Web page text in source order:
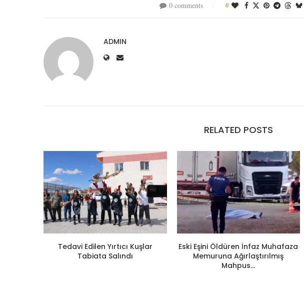
0 comments 0
ADMIN
RELATED POSTS
Tedavi Edilen Yırtıcı Kuşlar
Tabiata Salındı
Eski Eşini Öldüren İnfaz Muhafaza
Memuruna Ağırlaştırılmış
Mahpus...